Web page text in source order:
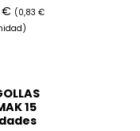
€ (0,83 €
15